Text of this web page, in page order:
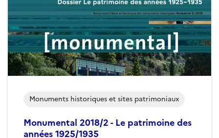
Monumental 2018/2 - Le patrimoine des
années 1925/1935
Monuments historiques et sites patrimoniaux